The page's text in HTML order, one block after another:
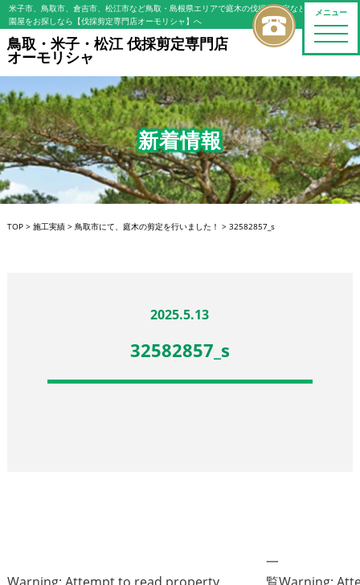
メニュー
toggle
米子市、鳥取市、倉吉市、松江市など鳥取・島根県エリアで庭木の伐採・剪定などの植木屋/造
園屋をお探しなら【伐採剪定専門店オーモリシャ】へ
鳥取・米子・松江 伐採剪定専門店
オーモリシャ
新着情報
TOP> 施工実績> 鳥取市にて、庭木の剪定を行いました！ > 32582857_s
2025.5.13
32582857_s
一